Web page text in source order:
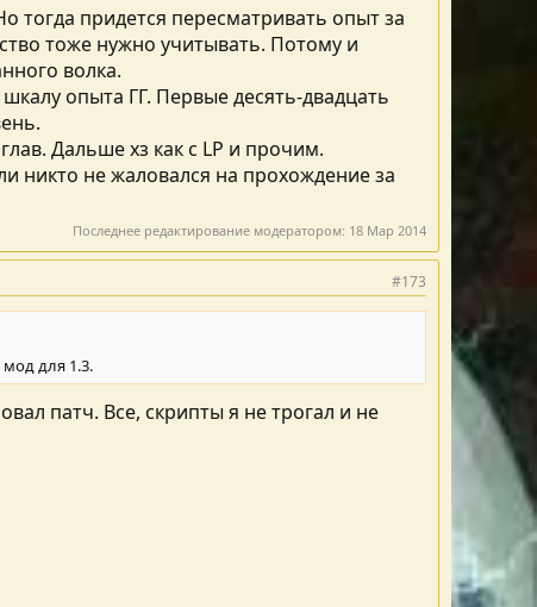
тогда придется пересматривать опыт за
тоже нужно учитывать. Потому и
волка.
опыта ГГ. Первые десять-двадцать
Дальше хз как с LP и прочим.
никто не жаловался на прохождение за
Последнее редактирование модератором: 18 Мар 2014
#173
для 1.3.
патч. Все, скрипты я не трогал и не